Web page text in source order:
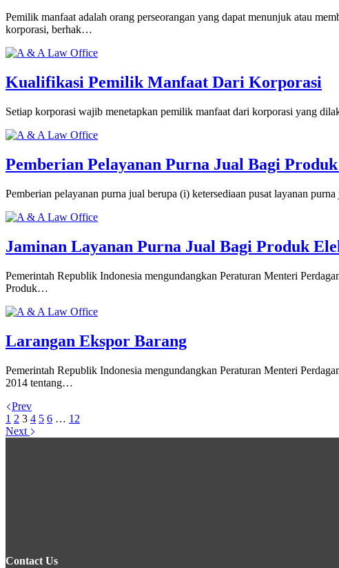
Pemilik manfaat adalah orang perseorangan yang dapat menunjuk atau
korporasi, berhak…
Kualifikasi Pemilik Manfaat Dari Korporasi
Setiap korporasi wajib menetapkan pemilik manfaat dari korporasi yang
Pemberian Pelayanan Purna Jual Bagi
Pemberian pelayanan purna jual berupa (i) ketersediaan pusat layanan
Jaminan Layanan Purna Jual Bagi Produk
Pemerintah Republik Indonesia mengundangkan Peraturan Menteri
Produk…
Larangan Ekspor Barang
Pemerintah Republik Indonesia mengundangkan Peraturan Menteri
2014 tentang…
Prev
1 2 3 4 5 6 … 12
Next
Contact Us